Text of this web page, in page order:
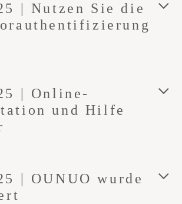
| Nutzen Sie die
| Online-
und Hilfe
| OUNUO wurde